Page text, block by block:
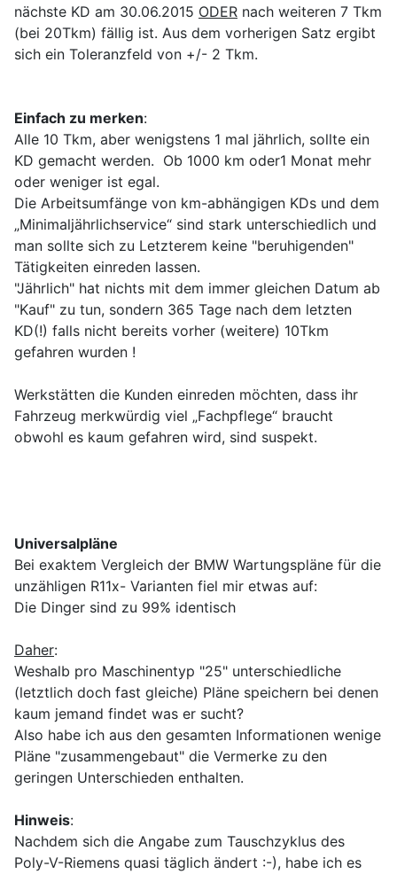
nächste KD am 30.06.2015 ODER nach weiteren 7 Tkm
(bei 20Tkm) fällig ist. Aus dem vorherigen Satz ergibt
sich ein Toleranzfeld von +/- 2 Tkm.
Einfach zu merken:
Alle 10 Tkm, aber wenigstens 1 mal jährlich, sollte ein
KD gemacht werden. Ob 1000 km oder1 Monat mehr
oder weniger ist egal.
Die Arbeitsumfänge von km-abhängigen KDs und dem
„Minimaljährlichservice“ sind stark unterschiedlich und
man sollte sich zu Letzterem keine "beruhigenden"
Tätigkeiten einreden lassen.
"Jährlich" hat nichts mit dem immer gleichen Datum ab
"Kauf" zu tun, sondern 365 Tage nach dem letzten
KD(!) falls nicht bereits vorher (weitere) 10Tkm
gefahren wurden !
Werkstätten die Kunden einreden möchten, dass ihr
Fahrzeug merkwürdig viel „Fachpflege“ braucht
obwohl es kaum gefahren wird, sind suspekt.
Universalpläne
Bei exaktem Vergleich der BMW Wartungspläne für die
unzähligen R11x- Varianten fiel mir etwas auf:
Die Dinger sind zu 99% identisch
Daher:
Weshalb pro Maschinentyp "25" unterschiedliche
(letztlich doch fast gleiche) Pläne speichern bei denen
kaum jemand findet was er sucht?
Also habe ich aus den gesamten Informationen wenige
Pläne "zusammengebaut" die Vermerke zu den
geringen Unterschieden enthalten.
Hinweis:
Nachdem sich die Angabe zum Tauschzyklus des
Poly-V-Riemens quasi täglich ändert :-), habe ich es